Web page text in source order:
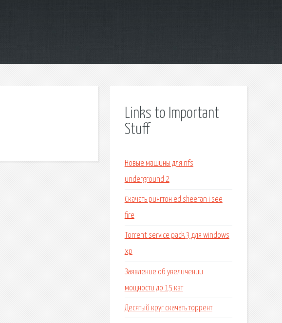
Links to Important
Stuff
Новые машины для nfs
underground 2
Скачать рингтон ed sheeran i see
fire
Torrent service pack 3 для windows
xp
Заявление об увеличении
мощности до 15 квт
Десятый круг скачать торрент